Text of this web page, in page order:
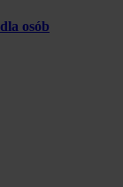
osób